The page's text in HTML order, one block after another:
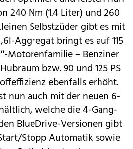
240 Nm (1.4 Liter) und 260
Selbstzüder gibt es mit
Aggregat bringt es auf 115
Motorenfamilie – Benziner
bzw. 90 und 125 PS
ebenfalls erhöht.
nun auch mit der neuen 6-
welche die 4-Gang-
BlueDrive-Versionen gibt
Stopp Automatik sowie